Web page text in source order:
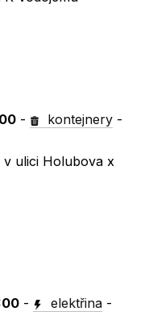
- kontejnery -
v ulici Holubova x
- elektřina -